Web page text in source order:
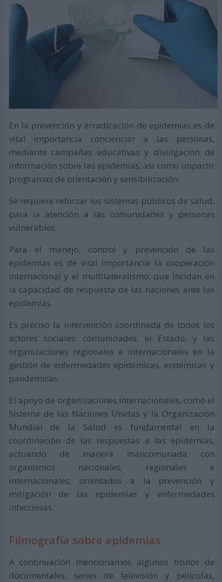
En la prevención y erradicación de epidemias es de
vital importancia concienciar a las personas,
mediante campañas educativas y divulgación de
información sobre las epidemias, así como impartir
programas de orientación y sensibilización.
Se requiere reforzar los sistemas públicos de salud,
para la atención a las comunidades y personas
vulnerables.
Para el manejo, control y prevención de las
epidemias es de vital importancia la cooperación
internacional y el multilateralismo, que incidan en
la capacidad de respuesta de las naciones ante las
epidemias.
Es preciso la intervención coordinada de todos los
actores sociales: comunidades, el Estado, y las
organizaciones regionales e internacionales en la
gestión de enfermedades epidémicas, endémicas y
pandémicas.
El apoyo de organizaciones internacionales, como el
Sistema de las Naciones Unidas y la Organización
Mundial de la Salud es fundamental en la
coordinación de las respuestas a las epidemias,
actuando de manera mancomunada con
organismos nacionales, regionales e
internacionales, orientados a la prevención y
mitigación de las epidemias y enfermedades
infecciosas.
Filmografía sobre epidemias
A continuación mencionamos algunos títulos de
documentales, series de televisión y películas,